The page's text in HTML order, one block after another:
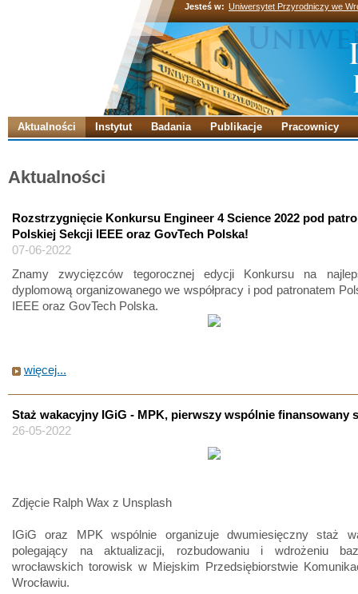
Jesteś w: Uniwersytet Przyrodniczy we
Aktualności Instytut Badania Publikacje Pracownicy
Aktualności
Rozstrzygnięcie Konkursu Engineer 4 Science 2022 pod
Polskiej Sekcji IEEE oraz GovTech Polska!
07-06-2022
Znamy zwycięzców tegorocznej edycji Konkursu na
dyplomową organizowanego we współpracy i pod patronatem
IEEE oraz GovTech Polska.
więcej...
Staż wakacyjny IGiG - MPK, pierwszy wspólnie finansowany
26-05-2022
Zdjęcie Ralph Wax z Unsplash
IGiG oraz MPK wspólnie organizuje dwumiesięczny staż
polegający na aktualizacji, rozbudowaniu i wdrożeniu
wrocławskich torowisk w Miejskim Przedsiębiorstwie
Wrocławiu.